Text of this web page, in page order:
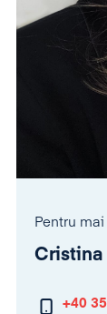
Pentru
Cristina
+40